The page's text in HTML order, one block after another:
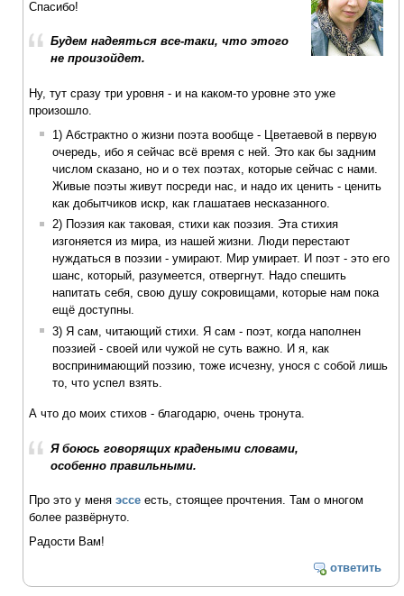
Спасибо!
Будем надеяться все-таки, что этого
не произойдет.
Ну, тут сразу три уровня - и на каком-то уровне это уже
произошло.
1) Абстрактно о жизни поэта вообще - Цветаевой в первую
очередь, ибо я сейчас всё время с ней. Это как бы задним
числом сказано, но и о тех поэтах, которые сейчас с нами.
Живые поэты живут посреди нас, и надо их ценить - ценить
как добытчиков искр, как глашатаев несказанного.
2) Поэзия как таковая, стихи как поэзия. Эта стихия
изгоняется из мира, из нашей жизни. Люди перестают
нуждаться в поэзии - умирают. Мир умирает. И поэт - это его
шанс, который, разумеется, отвергнут. Надо спешить
напитать себя, свою душу сокровищами, которые нам пока
ещё доступны.
3) Я сам, читающий стихи. Я сам - поэт, когда наполнен
поэзией - своей или чужой не суть важно. И я, как
воспринимающий поэзию, тоже исчезну, унося с собой лишь
то, что успел взять.
А что до моих стихов - благодарю, очень тронута.
Я боюсь говорящих крадеными словами,
особенно правильными.
Про это у меняэссе есть, стоящее прочтения. Там о многом
более развёрнуто.
Радости Вам!
ответить